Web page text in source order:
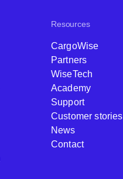
Resources
CargoWise
Partners
WiseTech
Academy
Support
Customer stories
News
Contact